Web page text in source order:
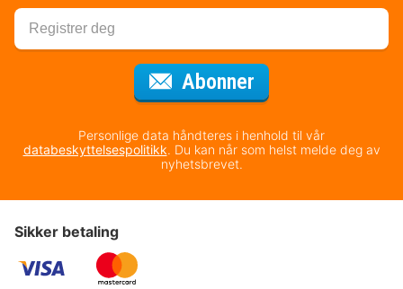
Abonner
Personlige data håndteres i henhold til vår
databeskyttelsespolitikk. Du kan når som helst melde deg av
nyhetsbrevet.
Sikker betaling